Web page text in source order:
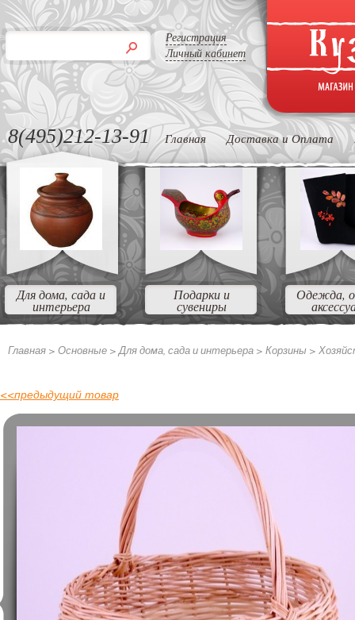
Регистрация
Личный кабинет
8(495)212-13-91 Главная Доставка и Оплата
Для дома, сада и
интерьера
Подарки и
сувениры
Одежда,
Главная > Основные >Для дома, сада и интерьера > Корзины >
<<предыдущий товар